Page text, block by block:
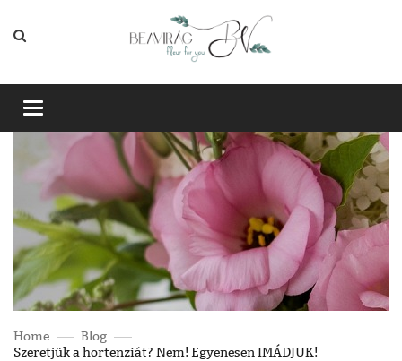
Toggle
Home
Blog
Szeretjük a hortenziát? Nem! Egyenesen IMÁDJUK!